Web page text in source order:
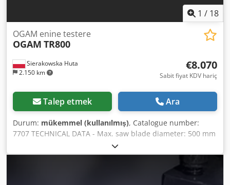
1 / 18
Sierakowska Huta
2.150 km
OGAM enine testere
OGAM TR800
€8.070
Sabit fiyat KDV hariç
Talep etmek Ara
Durum: mükemmel (kullanılmış), Catalogue number:
7707 TECHNICAL DATA - Max. saw blade diameter: 500 mm
- Spindle diameter: 30 mm - Pneumatic material clamping -
Pneumatic saw blade stroke - Max. cutting width: 800 mm
Dcedpszrnttjfx Amgsk - Cutting height: 135 mm -
Pneumatic controls - Main motor: 11 kW - Extraction port